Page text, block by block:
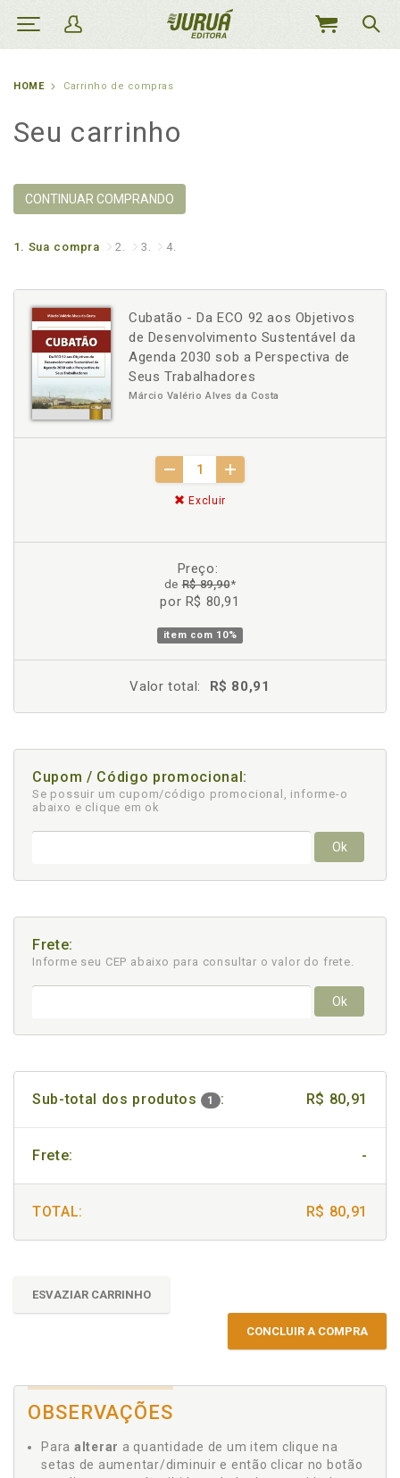
MEU
HOME Carrinho de compras
Seu carrinho
CONTINUAR COMPRANDO
1. Sua compra 2. 3. 4.
Cubatão - Da ECO 92 aos Objetivos
de Desenvolvimento Sustentável da
Agenda 2030 sob a Perspectiva de
Seus Trabalhadores
Márcio Valério Alves da Costa
Excluir
Preço:
deR$ 89,90*
por R$ 80,91
item com 10%
Valor total: R$ 80,91
Cupom / Código promocional:
Se possuir um cupom/código promocional, informe-o
abaixo e clique em ok
Ok
Frete:
Informe seu CEP abaixo para consultar o valor do frete.
Ok
Sub-total dos produtos 1 : R$ 80,91
Frete: -
TOTAL: R$ 80,91
ESVAZIAR CARRINHO
CONCLUIR A COMPRA
OBSERVAÇÕES
Para alterar a quantidade de um item clique na
setas de aumentar/diminuir e então clicar no botão